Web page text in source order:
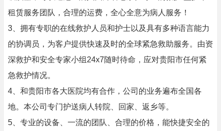
租赁服务团队，合理的运费，全心全意为病人服务！
3、拥有专职的在线救护人员和护士以及具有多种语言能力
的协调员，为客户提供快速及时的全球紧急救助服务。由资
深救护和安全专家小组24x7随时待命，应对贵阳市任何紧
急救护情况。
4、和贵阳市各大医院均有合作，公司的业务遍布全国各
地。本公司专门护送病人转院、回家、返乡等。
5、专业的设备、一流的团队、合理的价格，能快捷安全的